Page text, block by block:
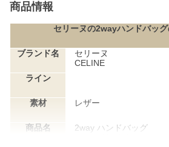
商品情報
セリーヌの2wayハンドバッ
ブランド名
セリーヌ
CELINE
ライン
素材 レザー
商品名
2way ハンドバッグ